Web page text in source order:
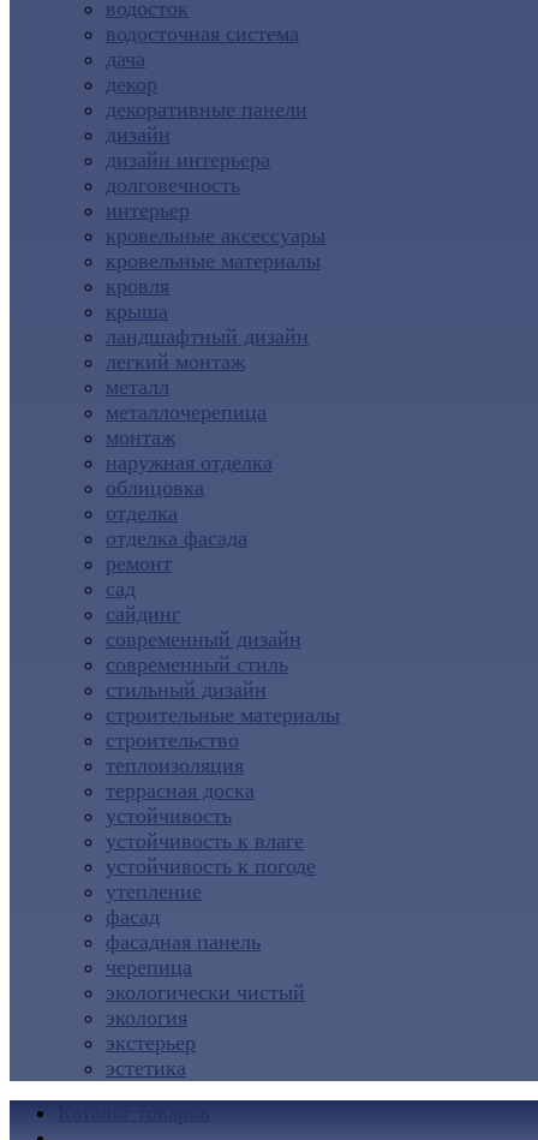
водосток
водосточная система
дача
декор
декоративные панели
дизайн
дизайн интерьера
долговечность
интерьер
кровельные аксессуары
кровельные материалы
кровля
крыша
ландшафтный дизайн
легкий монтаж
металл
металлочерепица
монтаж
наружная отделка
облицовка
отделка
отделка фасада
ремонт
сад
сайдинг
современный дизайн
современный стиль
стильный дизайн
строительные материалы
строительство
теплоизоляция
террасная доска
устойчивость
устойчивость к влаге
устойчивость к погоде
утепление
фасад
фасадная панель
черепица
экологически чистый
экология
экстерьер
эстетика